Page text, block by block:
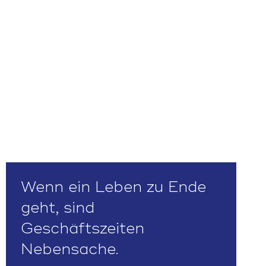
Wenn ein Leben zu Ende
geht, sind
Geschäftszeiten
Nebensache.